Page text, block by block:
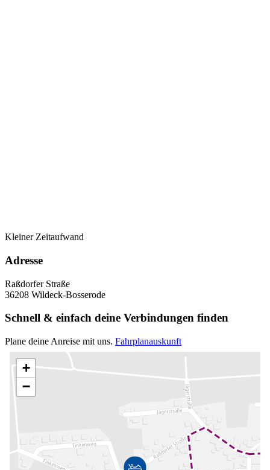
Kleiner Zeitaufwand
Adresse
Raßdorfer Straße
36208 Wildeck-Bosserode
Schnell & einfach deine Verbindungen finden
Plane deine Anreise mit uns. Fahrplanauskunft